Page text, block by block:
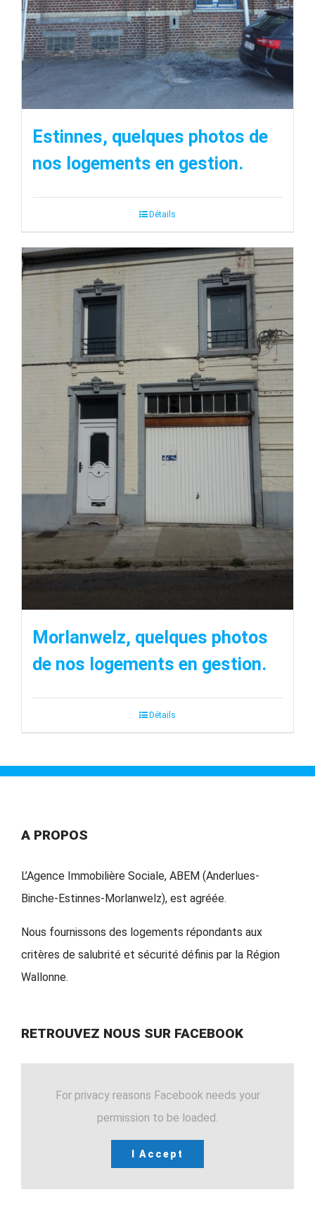
Estinnes, quelques photos de
nos logements en gestion.
Détails
Morlanwelz, quelques photos
de nos logements en gestion.
Détails
A PROPOS
L’Agence Immobilière Sociale, ABEM (Anderlues-
Binche-Estinnes-Morlanwelz), est agréée.
Nous fournissons des logements répondants aux
critères de salubrité et sécurité définis par la Région
Wallonne.
RETROUVEZ NOUS SUR FACEBOOK
For privacy reasons Facebook needs your
permission to be loaded.
I Accept